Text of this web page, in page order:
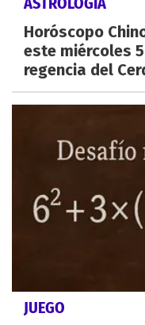
Horóscopo
este miércoles
regencia del
JUEGO